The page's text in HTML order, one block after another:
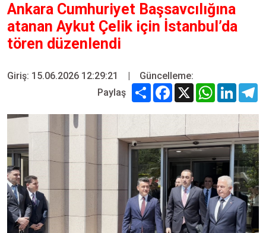
Ankara Cumhuriyet Başsavcılığına
atanan Aykut Çelik için İstanbul’da
tören düzenlendi
Giriş: 15.06.2026 12:29:21 |
Güncelleme:
Paylaş
Share Facebook
X WhatsApp